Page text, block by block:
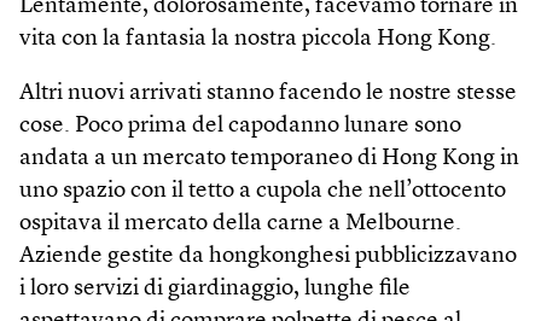
Lentamente, dolorosamente, facevamo tornare in
vita con la fantasia la nostra piccola Hong Kong.
Altri nuovi arrivati stanno facendo le nostre stesse
cose. Poco prima del capodanno lunare sono
andata a un mercato temporaneo di Hong Kong in
uno spazio con il tetto a cupola che nell’ottocento
ospitava il mercato della carne a Melbourne.
Aziende gestite da hongkonghesi pubblicizzavano
i loro servizi di giardinaggio, lunghe file